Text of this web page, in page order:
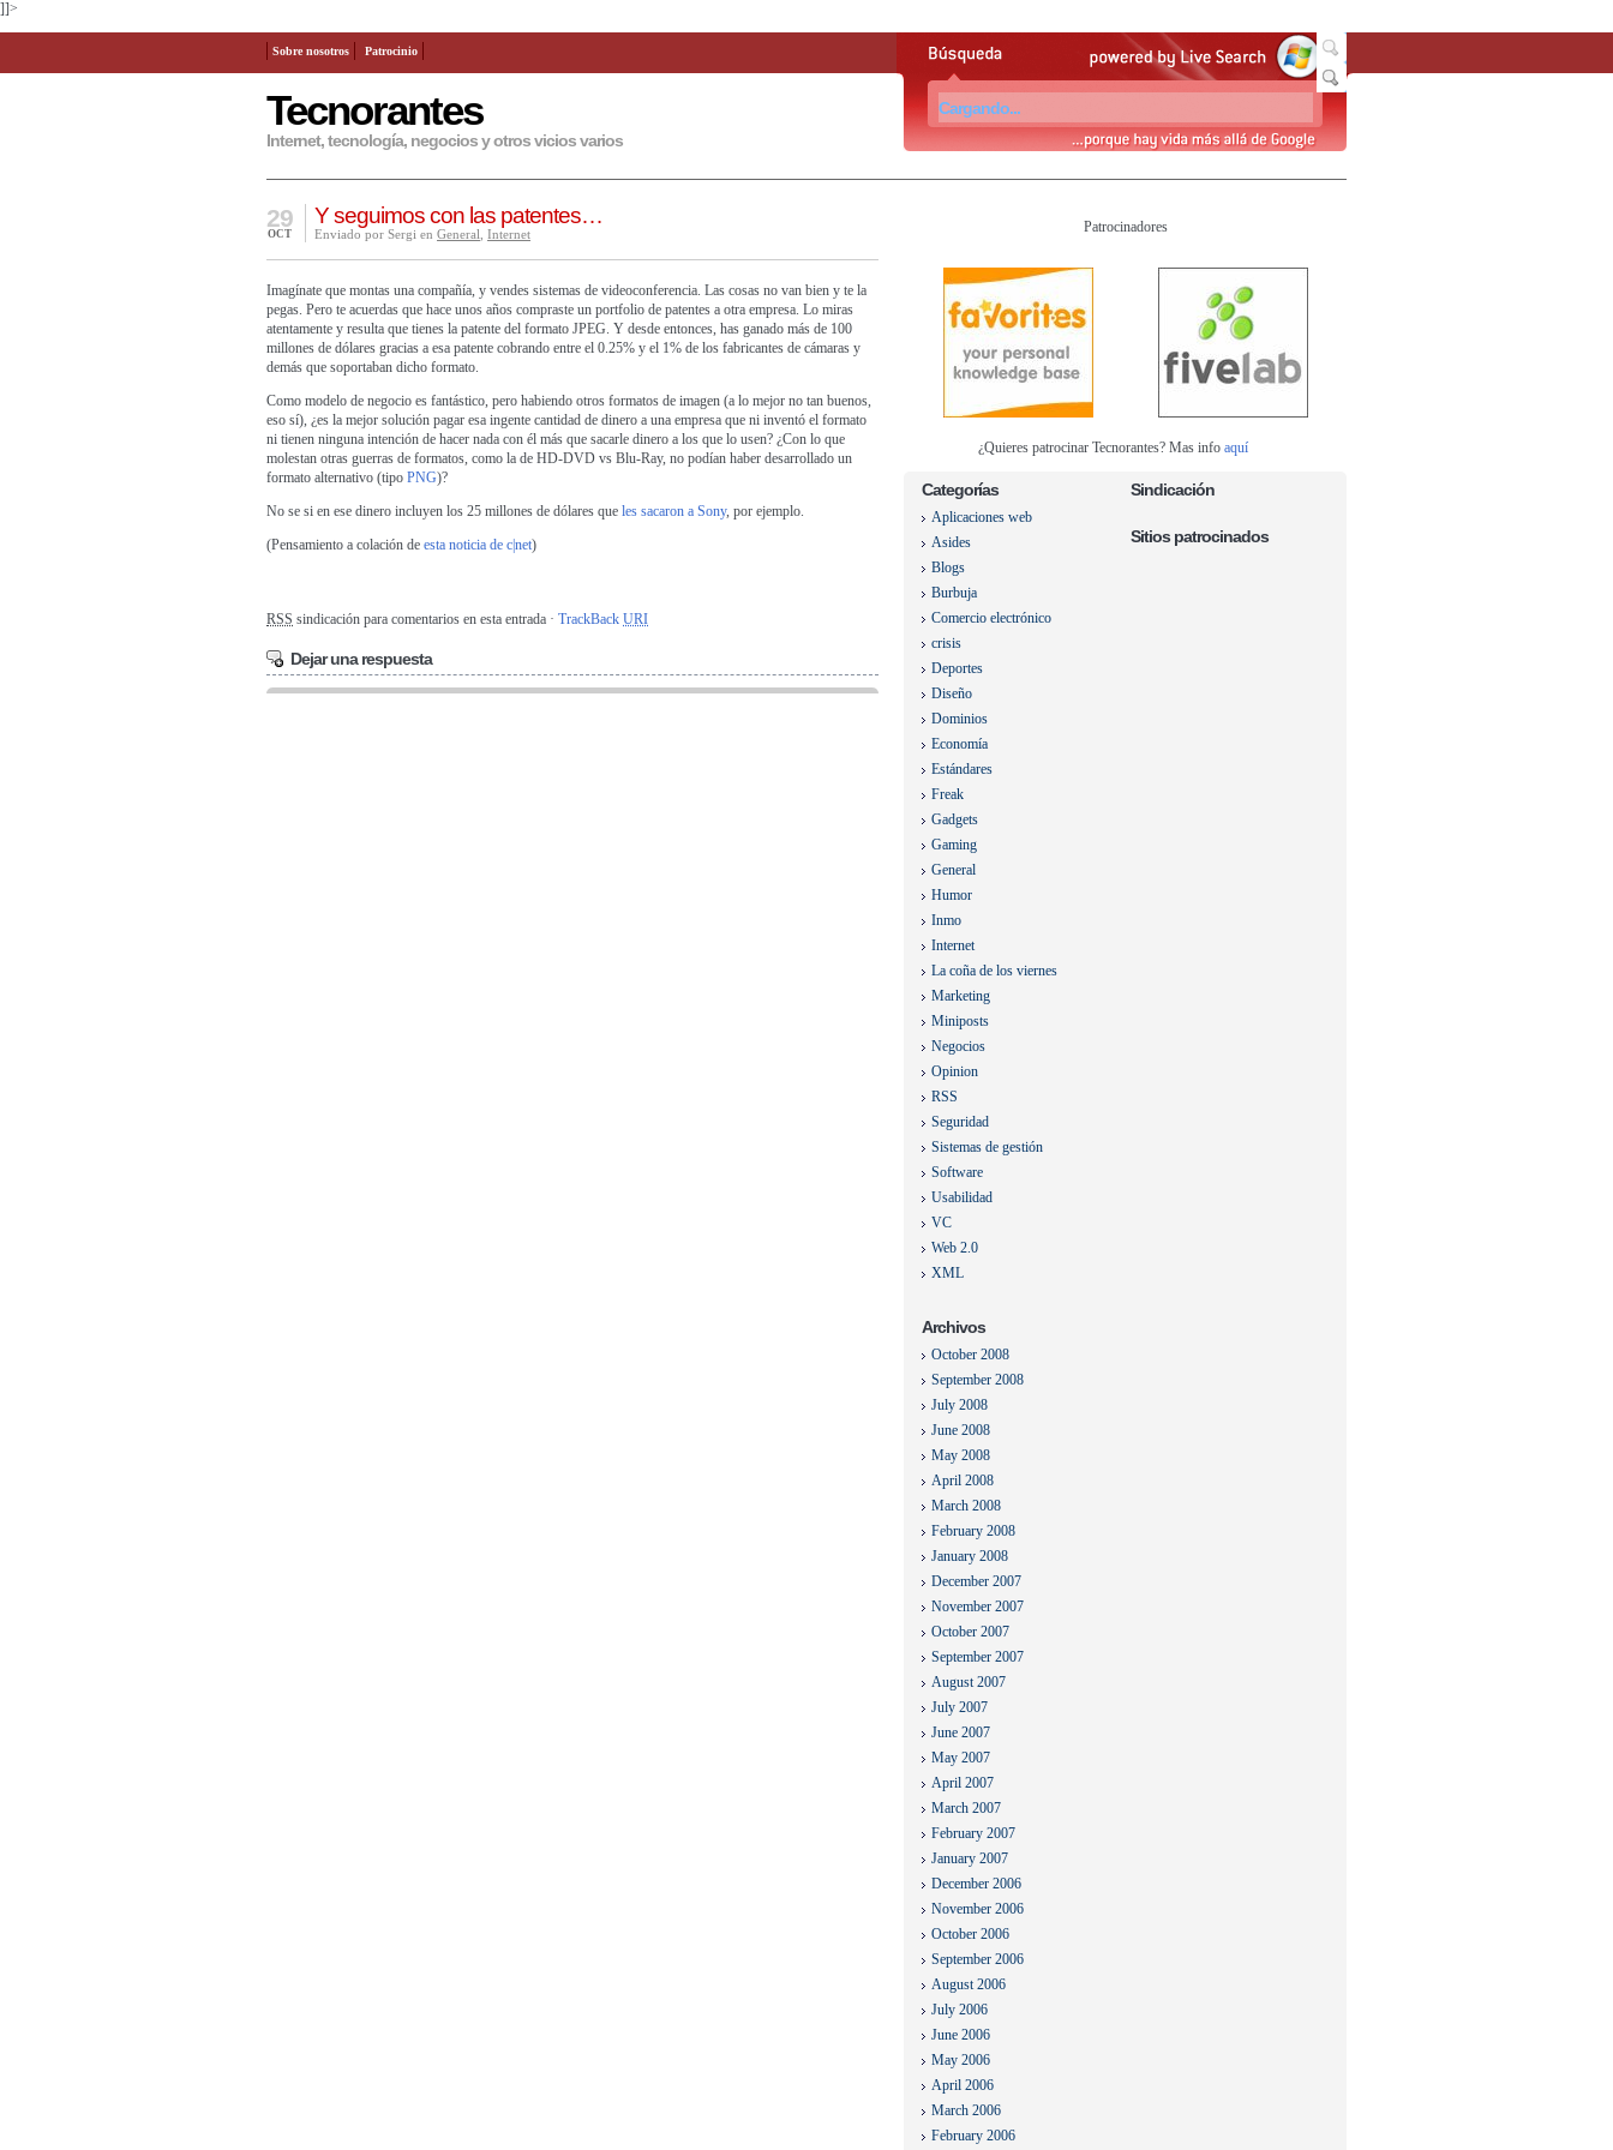
]]>
Tecnorantes
Internet, tecnología, negocios y otros vicios varios
Sobre nosotros Patrocinio
Y seguimos con las patentes…
29
OCT Enviado por Sergi en General Internet
Imagínate que montas una compañía, y vendes sistemas de videoconferencia. Las cosas no van bien y te la
pegas. Pero te acuerdas que hace unos años compraste un portfolio de patentes a otra empresa. Lo miras
atentamente y resulta que tienes la patente del formato JPEG. Y desde entonces, has ganado más de 100
millones de dólares gracias a esa patente cobrando entre el 0.25% y el 1% de los fabricantes de cámaras y
demás que soportaban dicho formato.
Como modelo de negocio es fantástico, pero habiendo otros formatos de imagen (a lo mejor no tan buenos,
eso sí), ¿es la mejor solución pagar esa ingente cantidad de dinero a una empresa que ni inventó el formato
ni tienen ninguna intención de hacer nada con él más que sacarle dinero a los que lo usen? ¿Con lo que
molestan otras guerras de formatos, como la de HD-DVD vs Blu-Ray, no podían haber desarrollado un
formato alternativo (tipo PNG)?
No se si en ese dinero incluyen los 25 millones de dólares que les sacaron a Sony, por ejemplo.
(Pensamiento a colación de esta noticia de c|net)
RSS sindicación para comentarios en esta entrada · TrackBack URI
Dejar una respuesta
Patrocinadores
¿Quieres patrocinar Tecnorantes? Mas info aquí
Categorías
Aplicaciones web
Asides
Blogs
Burbuja
Comercio electrónico
crisis
Deportes
Diseño
Dominios
Economía
Estándares
Freak
Gadgets
Gaming
General
Humor
Inmo
Internet
La coña de los viernes
Marketing
Miniposts
Negocios
Opinion
RSS
Seguridad
Sistemas de gestión
Software
Usabilidad
VC
Web 2.0
XML
Archivos
October 2008
September 2008
July 2008
June 2008
May 2008
April 2008
March 2008
February 2008
January 2008
December 2007
November 2007
October 2007
September 2007
August 2007
July 2007
June 2007
May 2007
April 2007
March 2007
February 2007
January 2007
December 2006
November 2006
October 2006
September 2006
August 2006
July 2006
June 2006
May 2006
April 2006
March 2006
February 2006
Sindicación
Sitios patrocinados